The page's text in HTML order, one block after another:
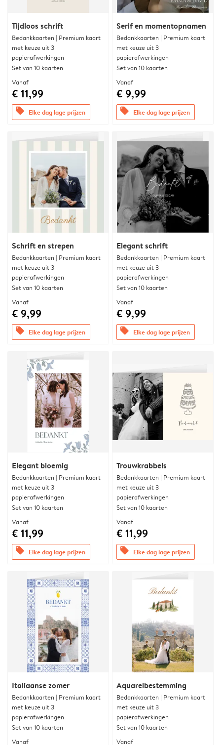
Tijdloos schrift
Bedankkaarten | Premium kaart
met keuze uit 3
papierafwerkingen
Set van 10 kaarten
Vanaf
€ 11,99
offers Elke dag lage prijzen
Serif en momentopnamen
Bedankkaarten | Premium kaart
met keuze uit 3
papierafwerkingen
Set van 10 kaarten
Vanaf
€ 9,99
offers Elke dag lage prijzen
Schrift en strepen
Bedankkaarten | Premium kaart
met keuze uit 3
papierafwerkingen
Set van 10 kaarten
Vanaf
€ 9,99
offers Elke dag lage prijzen
Elegant schrift
Bedankkaarten | Premium kaart
met keuze uit 3
papierafwerkingen
Set van 10 kaarten
Vanaf
€ 9,99
offers Elke dag lage prijzen
Elegant bloemig
Bedankkaarten | Premium kaart
met keuze uit 3
papierafwerkingen
Set van 10 kaarten
Vanaf
€ 11,99
offers Elke dag lage prijzen
Trouwkrabbels
Bedankkaarten | Premium kaart
met keuze uit 3
papierafwerkingen
Set van 10 kaarten
Vanaf
€ 11,99
offers Elke dag lage prijzen
Italiaanse zomer
Bedankkaarten | Premium kaart
met keuze uit 3
papierafwerkingen
Set van 10 kaarten
Vanaf
Aquarelbestemming
Bedankkaarten | Premium kaart
met keuze uit 3
papierafwerkingen
Set van 10 kaarten
Vanaf